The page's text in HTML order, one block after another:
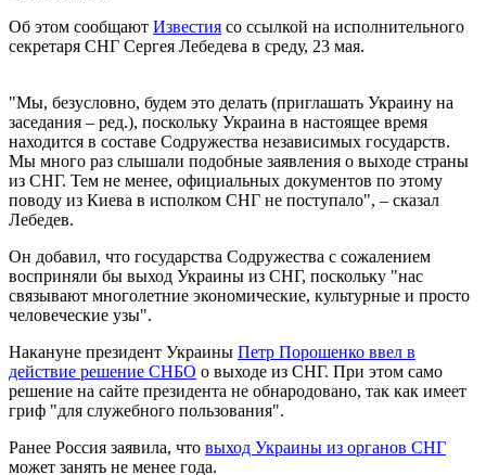
Об этом сообщают Известия со ссылкой на исполнительного
секретаря СНГ Сергея Лебедева в среду, 23 мая.
"Мы, безусловно, будем это делать (приглашать Украину на
заседания – ред.), поскольку Украина в настоящее время
находится в составе Содружества независимых государств.
Мы много раз слышали подобные заявления о выходе страны
из СНГ. Тем не менее, официальных документов по этому
поводу из Киева в исполком СНГ не поступало", – сказал
Лебедев.
Он добавил, что государства Содружества с сожалением
восприняли бы выход Украины из СНГ, поскольку "нас
связывают многолетние экономические, культурные и просто
человеческие узы".
Накануне президент Украины Петр Порошенко ввел в
действие решение СНБО о выходе из СНГ. При этом само
решение на сайте президента не обнародовано, так как имеет
гриф "для служебного пользования".
Ранее Россия заявила, что выход Украины из органов СНГ
может занять не менее года.